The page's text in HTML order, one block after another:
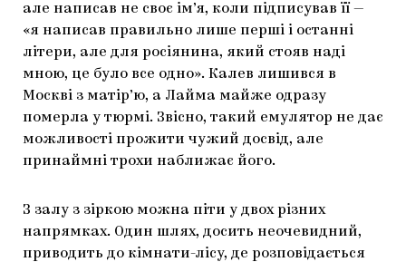
але написав не своє ім’я, коли підписував її —
«я написав правильно лише перші і останні
літери, але для росіянина, який стояв наді
мною, це було все одно». Калев лишився в
Москві з матір’ю, а Лайма майже одразу
померла у тюрмі. Звісно, такий емулятор не дає
можливості прожити чужий досвід, але
принаймні трохи наближає його.
З залу з зіркою можна піти у двох різних
напрямках. Один шлях, досить неочевидний,
приводить до кімнати-лісу, де розповідається